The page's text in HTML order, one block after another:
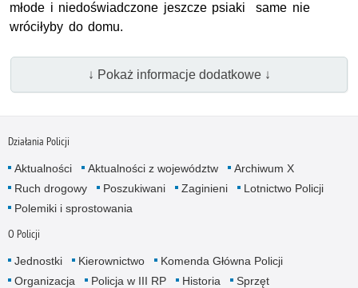
młode i niedoświadczone jeszcze psiaki same nie
wróciłyby do domu.
↓ Pokaż informacje dodatkowe ↓
Działania Policji
Aktualności Aktualności z województw
Archiwum X
Ruch drogowy
Poszukiwani Zaginieni
Lotnictwo Policji
Polemiki i sprostowania
O Policji
Jednostki Kierownictwo
Komenda Główna Policji
Organizacja
Policja w III RP Historia
Sprzęt